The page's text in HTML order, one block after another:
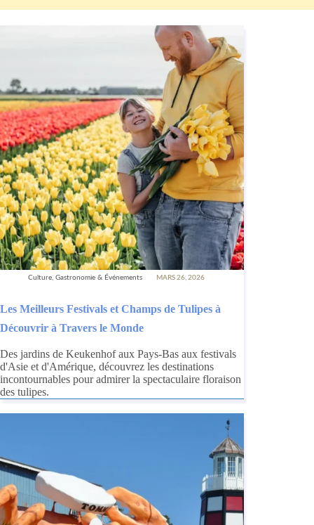
Culture, Gastronomie & Événements MARS 26, 2026
Les Meilleurs Festivals et Champs de Tulipes à
Découvrir à Travers le Monde
Des jardins de Keukenhof aux Pays-Bas aux festivals
d'Asie et d'Amérique, découvrez les destinations
incontournables pour admirer la spectaculaire floraison
des tulipes.